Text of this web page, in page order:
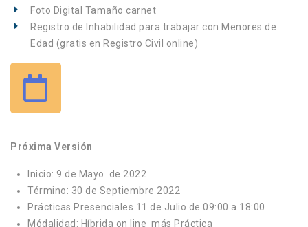
Foto Digital Tamaño carnet
Registro de Inhabilidad para trabajar con Menores de
Edad (gratis en Registro Civil online)
Próxima Versión
Inicio: 9 de Mayo de 2022
Término: 30 de Septiembre 2022
Prácticas Presenciales 11 de Julio de 09:00 a 18:00
Módalidad: Híbrida on line más Práctica